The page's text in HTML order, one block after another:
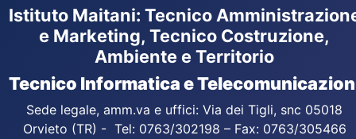
Istituto Maitani: Tecnico
e Marketing, Tecnico Costruzione,
Ambiente e Territorio
Tecnico Informatica e
Sede legale, amm.va e uffici: Via dei Tigli, snc 05018
Orvieto (TR) - Tel: 0763/302198 – Fax: 0763/305466